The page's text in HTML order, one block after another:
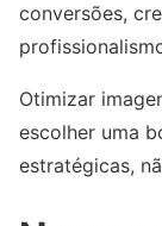
conversões,
Otimizar
escolher uma
estratégicas,